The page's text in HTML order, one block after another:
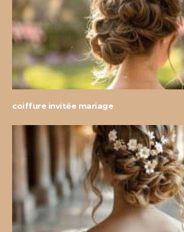
coiffure invitée mariage